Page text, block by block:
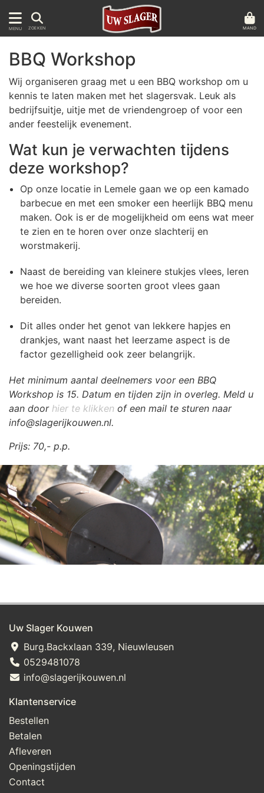
MENU ZOEKEN MAND
BBQ Workshop
Wij organiseren graag met u een BBQ workshop om u
kennis te laten maken met het slagersvak. Leuk als
bedrijfsuitje, uitje met de vriendengroep of voor een
ander feestelijk evenement.
Wat kun je verwachten tijdens
deze workshop?
Op onze locatie in Lemele gaan we op een kamado
barbecue en met een smoker een heerlijk BBQ menu
maken. Ook is er de mogelijkheid om eens wat meer
te zien en te horen over onze slachterij en
worstmakerij.
Naast de bereiding van kleinere stukjes vlees, leren
we hoe we diverse soorten groot vlees gaan
bereiden.
Dit alles onder het genot van lekkere hapjes en
drankjes, want naast het leerzame aspect is de
factor gezelligheid ook zeer belangrijk.
Het minimum aantal deelnemers voor een BBQ
Workshop is 15. Datum en tijden zijn in overleg. Meld u
aan door hier te klikken of een mail te sturen naar
info@slagerijkouwen.nl.
Prijs: 70,- p.p.
Uw Slager Kouwen
Burg.Backxlaan 339, Nieuwleusen
0529481078
info@slagerijkouwen.nl
Klantenservice
Bestellen
Betalen
Afleveren
Openingstijden
Contact